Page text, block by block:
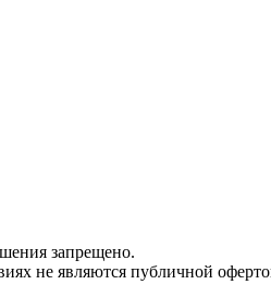
запрещено.
не являются публичной